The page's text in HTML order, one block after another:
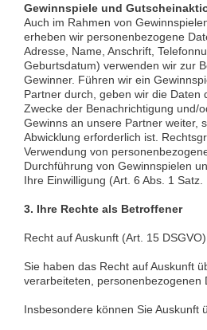
Gewinnspiele und
Auch im Rahmen von
erheben wir personenbezogene
Adresse, Name, Anschrift,
Geburtsdatum) verwenden wir zur
Gewinner. Führen wir ein
Partner durch, geben wir die Daten
Zwecke der Benachrichtigung und/
Gewinns an unsere Partner weiter,
Abwicklung erforderlich ist.
Verwendung von
Durchführung von Gewinnspielen
Ihre Einwilligung (Art. 6 Abs. 1 Satz.
3. Ihre Rechte als Betroffener
Recht auf Auskunft (Art. 15 DSGVO)
Sie haben das Recht auf Auskunft
verarbeiteten, personenbezogenen
Insbesondere können Sie Auskunft